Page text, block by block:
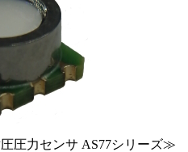
圧力センサ AS77シリーズ≫